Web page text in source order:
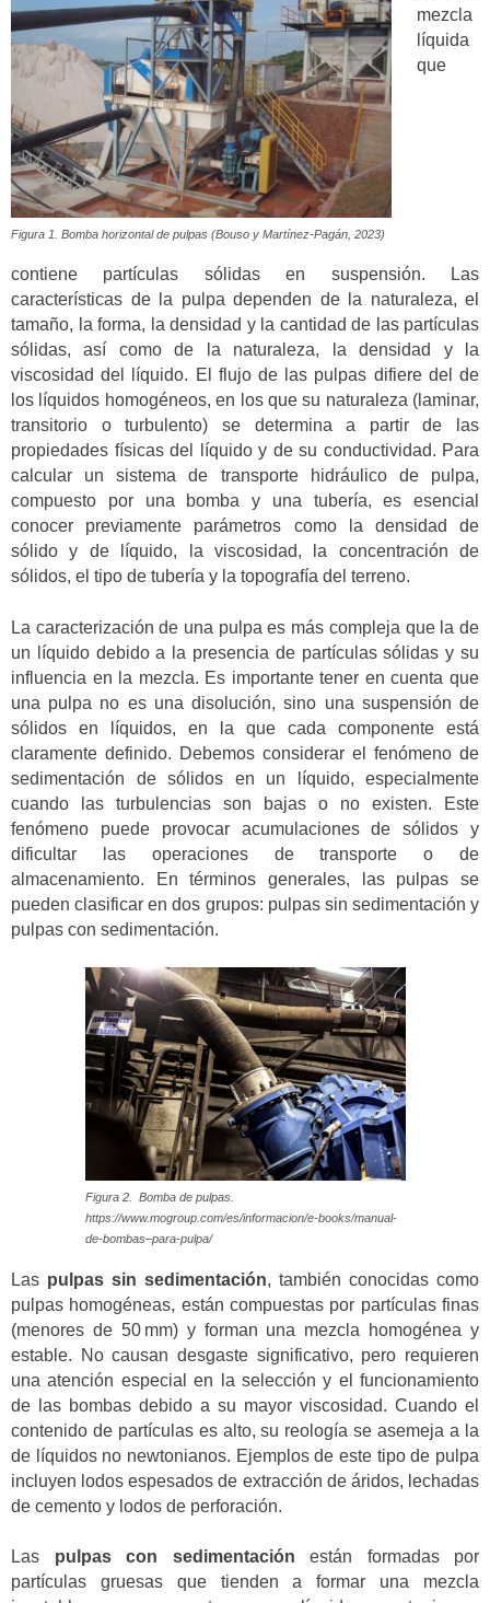
Figura 1. Bomba horizontal de pulpas (Bouso y Martínez-Pagán, 2023)
mezcla
líquida
que
contiene partículas sólidas en suspensión. Las
características de la pulpa dependen de la naturaleza, el
tamaño, la forma, la densidad y la cantidad de las partículas
sólidas, así como de la naturaleza, la densidad y la
viscosidad del líquido. El flujo de las pulpas difiere del de
los líquidos homogéneos, en los que su naturaleza (laminar,
transitorio o turbulento) se determina a partir de las
propiedades físicas del líquido y de su conductividad. Para
calcular un sistema de transporte hidráulico de pulpa,
compuesto por una bomba y una tubería, es esencial
conocer previamente parámetros como la densidad de
sólido y de líquido, la viscosidad, la concentración de
sólidos, el tipo de tubería y la topografía del terreno.
La caracterización de una pulpa es más compleja que la de
un líquido debido a la presencia de partículas sólidas y su
influencia en la mezcla. Es importante tener en cuenta que
una pulpa no es una disolución, sino una suspensión de
sólidos en líquidos, en la que cada componente está
claramente definido. Debemos considerar el fenómeno de
sedimentación de sólidos en un líquido, especialmente
cuando las turbulencias son bajas o no existen. Este
fenómeno puede provocar acumulaciones de sólidos y
dificultar las operaciones de transporte o de
almacenamiento. En términos generales, las pulpas se
pueden clasificar en dos grupos: pulpas sin sedimentación y
pulpas con sedimentación.
Figura 2. Bomba de pulpas.
https://www.mogroup.com/es/informacion/e-books/manual-
de-bombas–para-pulpa/
Las pulpas sin sedimentación, también conocidas como
pulpas homogéneas, están compuestas por partículas finas
(menores de 50 mm) y forman una mezcla homogénea y
estable. No causan desgaste significativo, pero requieren
una atención especial en la selección y el funcionamiento
de las bombas debido a su mayor viscosidad. Cuando el
contenido de partículas es alto, su reología se asemeja a la
de líquidos no newtonianos. Ejemplos de este tipo de pulpa
incluyen lodos espesados de extracción de áridos, lechadas
de cemento y lodos de perforación.
Las pulpas con sedimentación están formadas por
partículas gruesas que tienden a formar una mezcla